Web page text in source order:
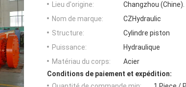
Lieu d'origine:
Changzhou (Chine).
Nom de marque:
CZHydraulic
Structure:
Cylindre piston
Puissance:
Hydraulique
Matériau du corps:
Acier
Conditions de paiement et expédition: